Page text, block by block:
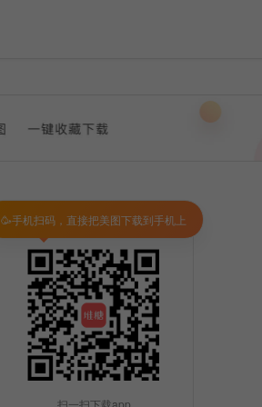
扫一扫下载app
🥳手机扫码，直接把美图下载到手机上